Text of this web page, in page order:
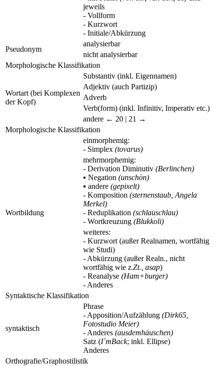
jeweils
- Vollform
- Kurzwort
- Initiale/Abkürzung
Pseudonym
analysierbar
nicht analysierbar
Morphologische Klassifikation
Wortart (bei Komplexen
der Kopf)
Substantiv (inkl. Eigennamen)
Adjektiv (auch Partizip)
Adverb
Verb(form) (inkl. Infinitiv, Imperativ etc.)
andere ← 20 | 21 →
Morphologische Klassifikation
Wortbildung
einmorphemig:
- Simplex (tovarus)
mehrmorphemig:
- Derivation Diminutiv (Berlinchen)
▪ Negation (unschön)
▪ andere (gepixelt)
- Komposition (sternenstaub, Angela
Merkel)
- Reduplikation (schlauschlau)
- Wortkreuzung (Blukkoli)
weiteres:
- Kurzwort (außer Realnamen, wortfähig
wie Studi)
- Abkürzung (außer Realn., nicht
wortfähig wie z.Zt., asap)
- Reanalyse (Ham+burger)
- Anderes
Syntaktische Klassifikation
syntaktisch
Phrase
- Apposition/Aufzählung (Dirk65,
Fotostudio Meier)
- Anderes (ausdemhäuschen)
Satz (I´mBack; inkl. Ellipse)
Anderes
Orthografie/Graphostilistik